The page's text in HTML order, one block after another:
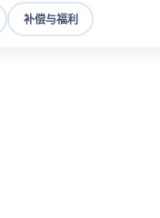
补偿与福利